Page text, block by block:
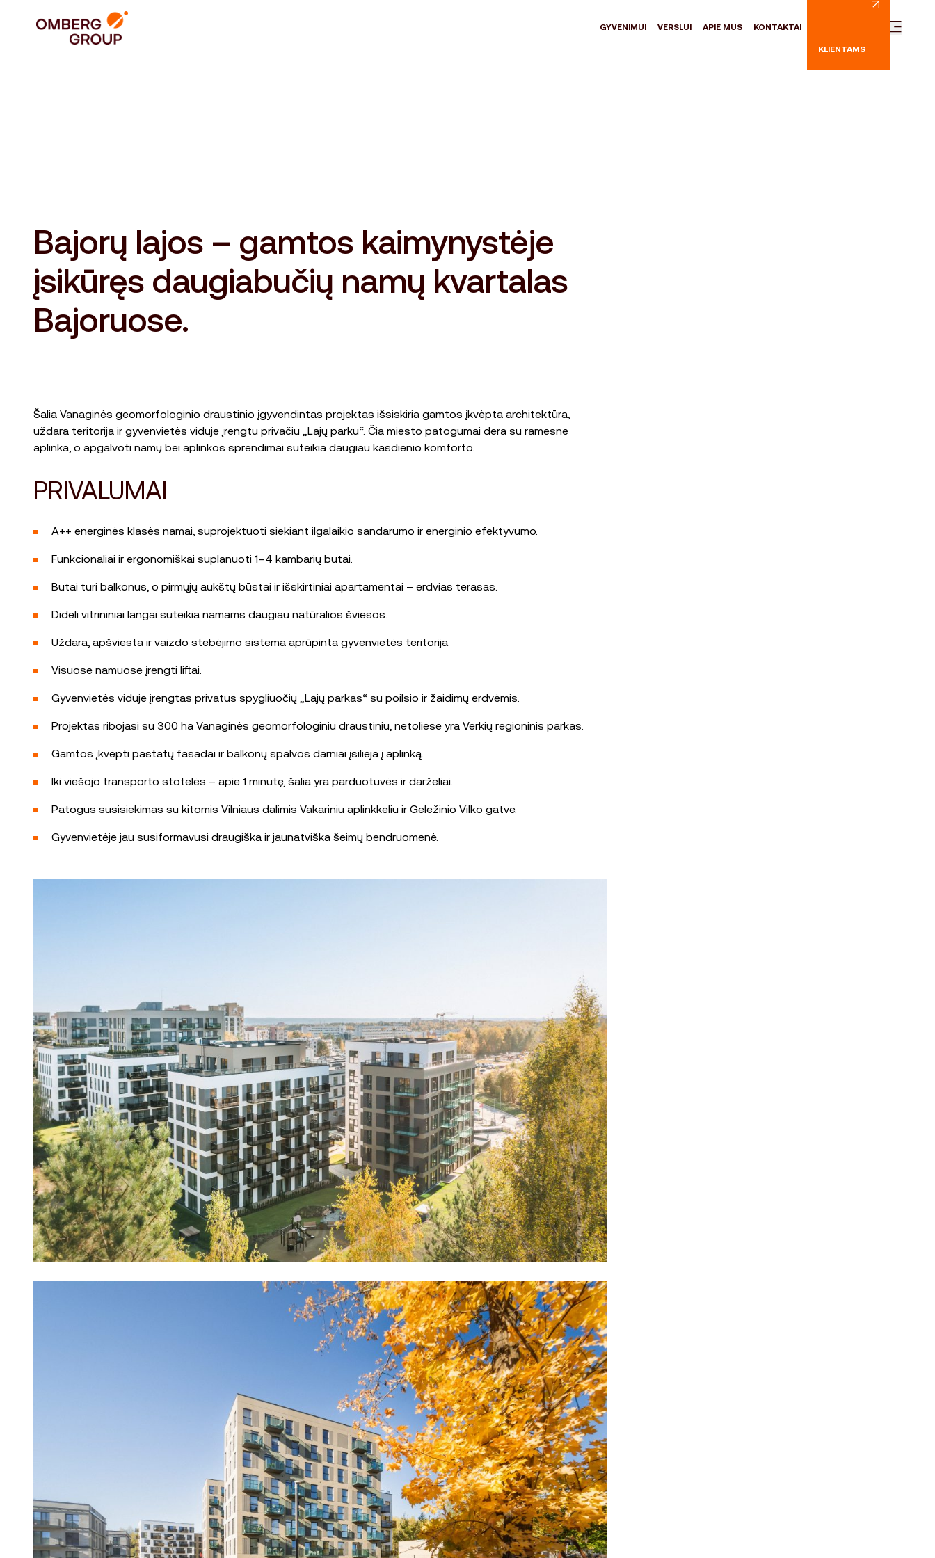
GYVENIMUI VERSLUI APIE MUS KONTAKTAI
KLIENTAMS
Bajorų lajos – gamtos kaimynystėje
įsikūręs daugiabučių namų kvartalas
Bajoruose.
Šalia Vanaginės geomorfologinio draustinio įgyvendintas projektas išsiskiria gamtos įkvėpta architektūra,
uždara teritorija ir gyvenvietės viduje įrengtu privačiu „Lajų parku“. Čia miesto patogumai dera su ramesne
aplinka, o apgalvoti namų bei aplinkos sprendimai suteikia daugiau kasdienio komforto.
PRIVALUMAI
A++ energinės klasės namai, suprojektuoti siekiant ilgalaikio sandarumo ir energinio efektyvumo.
Funkcionaliai ir ergonomiškai suplanuoti 1–4 kambarių butai.
Butai turi balkonus, o pirmųjų aukštų būstai ir išskirtiniai apartamentai – erdvias terasas.
Dideli vitrininiai langai suteikia namams daugiau natūralios šviesos.
Uždara, apšviesta ir vaizdo stebėjimo sistema aprūpinta gyvenvietės teritorija.
Visuose namuose įrengti liftai.
Gyvenvietės viduje įrengtas privatus spygliuočių „Lajų parkas“ su poilsio ir žaidimų erdvėmis.
Projektas ribojasi su 300 ha Vanaginės geomorfologiniu draustiniu, netoliese yra Verkių regioninis parkas.
Gamtos įkvėpti pastatų fasadai ir balkonų spalvos darniai įsilieja į aplinką.
Iki viešojo transporto stotelės – apie 1 minutę, šalia yra parduotuvės ir darželiai.
Patogus susisiekimas su kitomis Vilniaus dalimis Vakariniu aplinkkeliu ir Geležinio Vilko gatve.
Gyvenvietėje jau susiformavusi draugiška ir jaunatviška šeimų bendruomenė.